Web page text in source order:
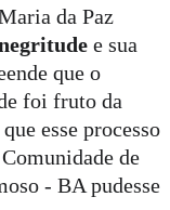
da Paz
e sua
que o
foi fruto da
que esse processo
de
- BA pudesse